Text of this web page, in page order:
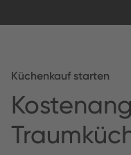
Küchenkauf starten